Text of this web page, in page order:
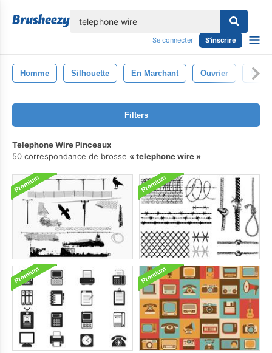
Se connecter S'inscrire
Homme Silhouette En Marchant Ouvrier
Filters
Telephone Wire Pinceaux
50 correspondance de brosse
telephone wire